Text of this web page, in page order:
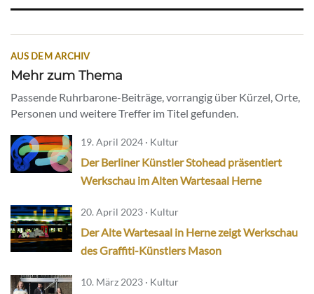
AUS DEM ARCHIV
Mehr zum Thema
Passende Ruhrbarone-Beiträge, vorrangig über Kürzel, Orte,
Personen und weitere Treffer im Titel gefunden.
19. April 2024 · Kultur
Der Berliner Künstler Stohead präsentiert
Werkschau im Alten Wartesaal Herne
20. April 2023 · Kultur
Der Alte Wartesaal in Herne zeigt Werkschau
des Graffiti-Künstlers Mason
10. März 2023 · Kultur